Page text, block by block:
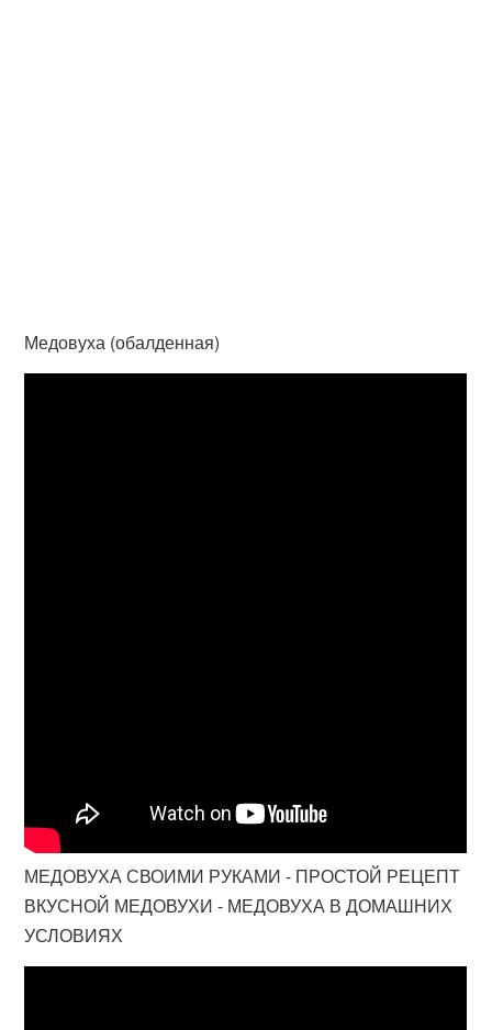
Медовуха (обалденная)
МЕДОВУХА СВОИМИ РУКАМИ - ПРОСТОЙ РЕЦЕПТ
ВКУСНОЙ МЕДОВУХИ - МЕДОВУХА В ДОМАШНИХ
УСЛОВИЯХ